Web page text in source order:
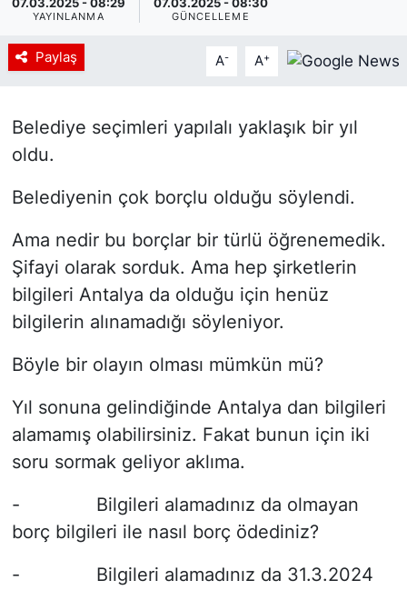
07.03.2025 - 08:29
YAYINLANMA
07.03.2025 - 08:30
GÜNCELLEME
Paylaş A- A+
Belediye seçimleri yapılalı yaklaşık bir yıl
oldu.
Belediyenin çok borçlu olduğu söylendi.
Ama nedir bu borçlar bir türlü öğrenemedik.
Şifayi olarak sorduk. Ama hep şirketlerin
bilgileri Antalya da olduğu için henüz
bilgilerin alınamadığı söyleniyor.
Böyle bir olayın olması mümkün mü?
Yıl sonuna gelindiğinde Antalya dan bilgileri
alamamış olabilirsiniz. Fakat bunun için iki
soru sormak geliyor aklıma.
- Bilgileri alamadınız da olmayan
borç bilgileri ile nasıl borç ödediniz?
- Bilgileri alamadınız da 31.3.2024